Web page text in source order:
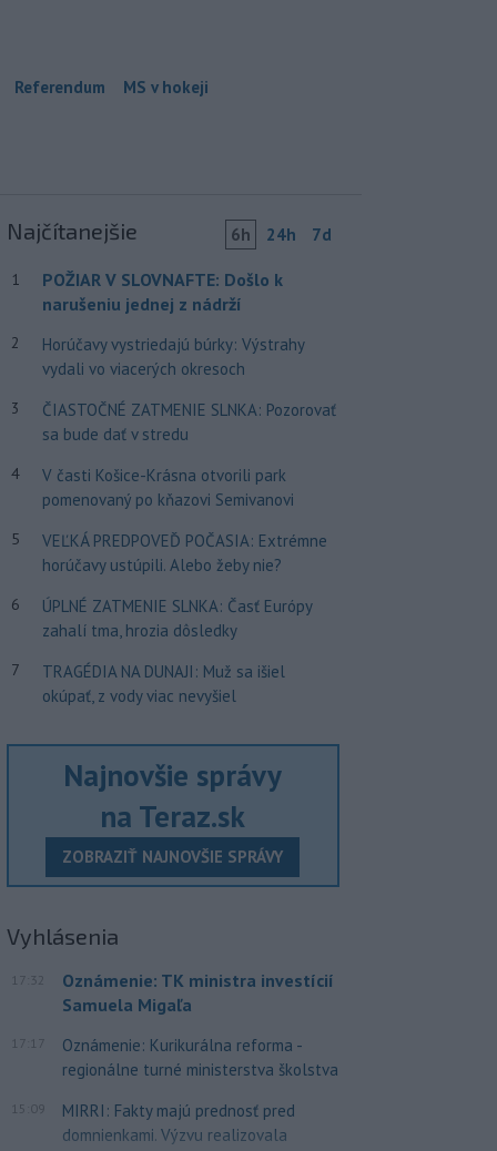
Referendum MS v hokeji
Najčítanejšie 6h 24h 7d
1
POŽIAR V SLOVNAFTE: Došlo k
narušeniu jednej z nádrží
2
Horúčavy vystriedajú búrky: Výstrahy
vydali vo viacerých okresoch
3
ČIASTOČNÉ ZATMENIE SLNKA: Pozorovať
sa bude dať v stredu
4
V časti Košice-Krásna otvorili park
pomenovaný po kňazovi Semivanovi
5
VEĽKÁ PREDPOVEĎ POČASIA: Extrémne
horúčavy ustúpili. Alebo žeby nie?
6
ÚPLNÉ ZATMENIE SLNKA: Časť Európy
zahalí tma, hrozia dôsledky
7
TRAGÉDIA NA DUNAJI: Muž sa išiel
okúpať, z vody viac nevyšiel
Najnovšie správy
na Teraz.sk
ZOBRAZIŤ NAJNOVŠIE SPRÁVY
Vyhlásenia
17:32
Oznámenie: TK ministra investícií
Samuela Migaľa
17:17
Oznámenie: Kurikurálna reforma -
regionálne turné ministerstva školstva
15:09
MIRRI: Fakty majú prednosť pred
domnienkami. Výzvu realizovala